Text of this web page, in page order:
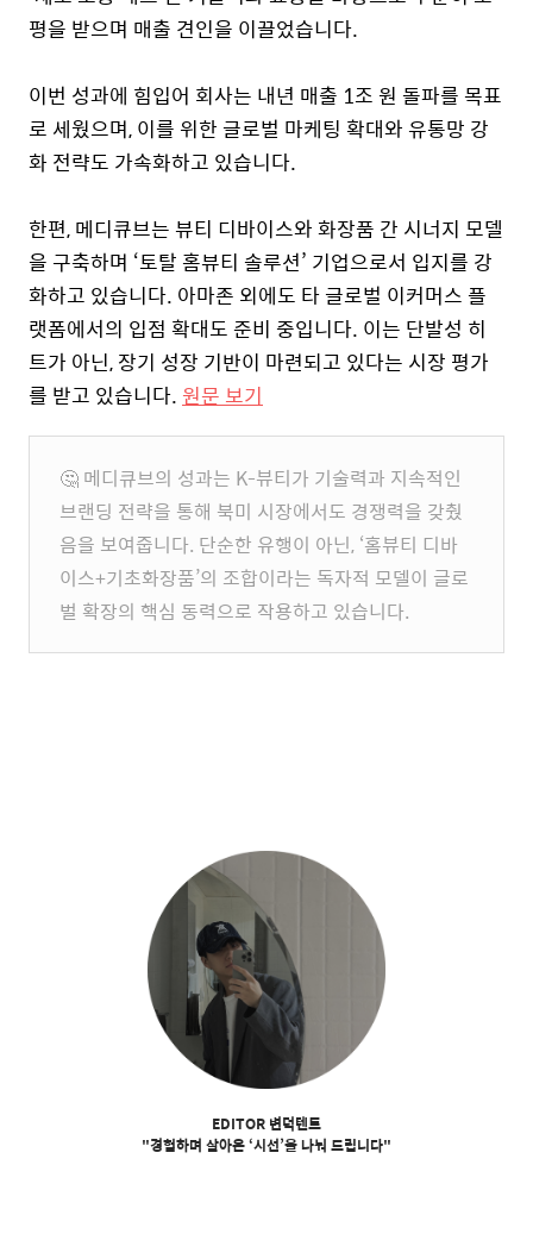
평을 받으며 매출 견인을 이끌었습니다.
이번 성과에 힘입어 회사는 내년 매출 1조 원 돌파를 목표
로 세웠으며, 이를 위한 글로벌 마케팅 확대와 유통망 강
화 전략도 가속화하고 있습니다.
한편, 메디큐브는 뷰티 디바이스와 화장품 간 시너지 모델
을 구축하며 ‘토탈 홈뷰티 솔루션’ 기업으로서 입지를 강
화하고 있습니다. 아마존 외에도 타 글로벌 이커머스 플
랫폼에서의 입점 확대도 준비 중입니다. 이는 단발성 히
트가 아닌, 장기 성장 기반이 마련되고 있다는 시장 평가
를 받고 있습니다. 원문 보기
🤔 메디큐브의 성과는 K-뷰티가 기술력과 지속적인
브랜딩 전략을 통해 북미 시장에서도 경쟁력을 갖췄
음을 보여줍니다. 단순한 유행이 아닌, ‘홈뷰티 디바
이스+기초화장품’의 조합이라는 독자적 모델이 글로
벌 확장의 핵심 동력으로 작용하고 있습니다.
EDITOR 변덕텐트
"경험하며 살아온 ‘시선’을 나눠 드립니다"